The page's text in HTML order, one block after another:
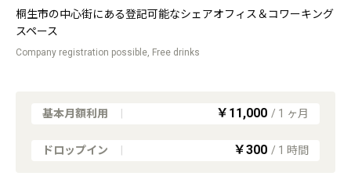
桐生市の中心街にある登記可能なシェアオフィス＆コワーキング
スペース
Company registration possible, Free drinks
基本月額利用 ￥11,000 / 1 ヶ月
ドロップイン ￥300 / 1 時間